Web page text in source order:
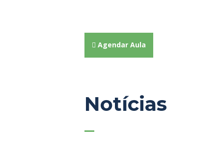
Agendar Aula
Notícias